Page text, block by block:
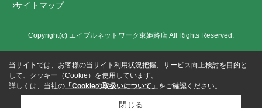
サイトマップ
Copyright(c) エイブルネットワーク東姫路店 All Rights Reserved.
当サイトでは、お客様の当サイト利用状況把握、サービス向上検討を目的と
して、クッキー（Cookie）を使用しています。
詳しくは、当社の 「Cookieの取扱いについて」 をご確認ください。
閉じる